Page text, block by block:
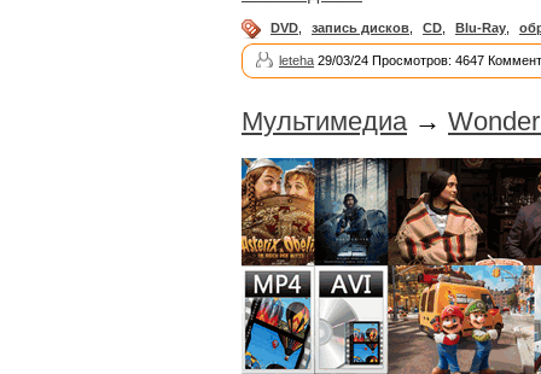
DVD запись дисков CD Blu-Ray
leteha 29/03/24 Просмотров: 4647
Мультимедиа →